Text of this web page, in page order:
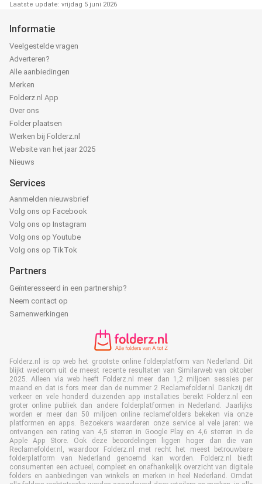
Laatste update: vrijdag 5 juni 2026
Informatie
Veelgestelde vragen
Adverteren?
Alle aanbiedingen
Merken
Folderz.nl App
Over ons
Folder plaatsen
Werken bij Folderz.nl
Website van het jaar 2025
Nieuws
Services
Aanmelden nieuwsbrief
Volg ons op Facebook
Volg ons op Instagram
Volg ons op Youtube
Volg ons op TikTok
Partners
Geïnteresseerd in een partnership?
Neem contact op
Samenwerkingen
Folderz.nl is op web het grootste online folderplatform van Nederland. Dit
blijkt wederom uit de meest recente resultaten van Similarweb van oktober
2025. Alleen via web heeft Folderz.nl meer dan 1,2 miljoen sessies per
maand en dat is fors meer dan de nummer 2 Reclamefolder.nl. Dankzij dit
verkeer en vele honderd duizenden app installaties bereikt Folderz.nl een
groter online publiek dan andere folderplatformen in Nederland. Jaarlijks
worden er meer dan 50 miljoen online reclamefolders bekeken via onze
platformen en apps. Bezoekers waarderen onze service al vele jaren: we
ontvangen een rating van 4,5 sterren in Google Play en 4,6 sterren in de
Apple App Store. Ook deze beoordelingen liggen hoger dan die van
Reclamefolder.nl, waardoor Folderz.nl met recht het meest betrouwbare
folderplatform van Nederland genoemd kan worden. Folderz.nl biedt
consumenten een actueel, compleet en onafhankelijk overzicht van digitale
folders en aanbiedingen van winkels en merken in heel Nederland. Omdat